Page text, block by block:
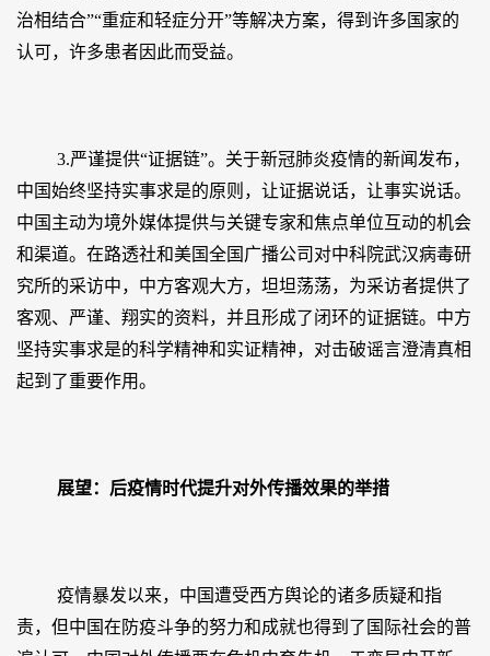
治相结合”“重症和轻症分开”等解决方案，得到许多国家的
认可，许多患者因此而受益。
3.严谨提供“证据链”。关于新冠肺炎疫情的新闻发布，
中国始终坚持实事求是的原则，让证据说话，让事实说话。
中国主动为境外媒体提供与关键专家和焦点单位互动的机会
和渠道。在路透社和美国全国广播公司对中科院武汉病毒研
究所的采访中，中方客观大方，坦坦荡荡，为采访者提供了
客观、严谨、翔实的资料，并且形成了闭环的证据链。中方
坚持实事求是的科学精神和实证精神，对击破谣言澄清真相
起到了重要作用。
展望：后疫情时代提升对外传播效果的举措
疫情暴发以来，中国遭受西方舆论的诸多质疑和指
责，但中国在防疫斗争的努力和成就也得到了国际社会的普